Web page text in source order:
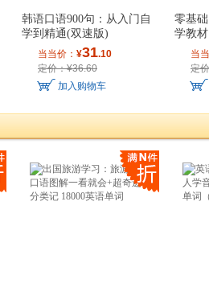
韩语口语900句：从入门自
学到精通(双速版)
当当价： ¥31.10
定价：¥36.60
加入购物车
零基
学教
语单
当
定